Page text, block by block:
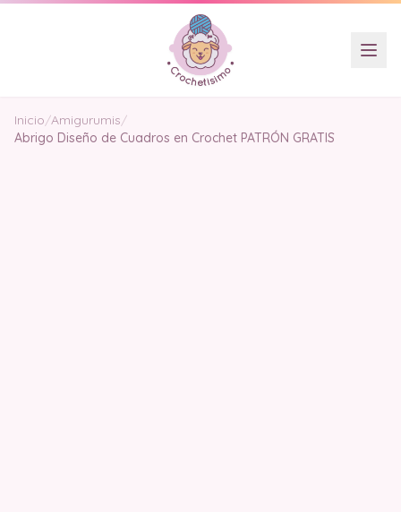
Inicio/Amigurumis/
Abrigo Diseño de Cuadros en Crochet PATRÓN GRATIS